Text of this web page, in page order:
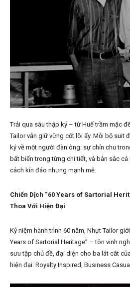
Trải qua sáu thập kỷ – từ Huế trầm mặc
Tailor vẫn giữ vững cốt lõi ấy. Mỗi bộ suit
ký về một người đàn ông: sự chỉn chu
bất biến trong từng chi tiết, và bản sắc
cách kín đáo nhưng mạnh mẽ.
Chiến Dịch “60 Years of Sartorial
Thoa Với Hiện Đại
Kỷ niệm hành trình 60 năm, Nhựt Tailor
Years of Sartorial Heritage” – tôn vinh
sưu tập chủ đề, đại diện cho ba lát cắt
hiện đại: Royalty Inspired, Business